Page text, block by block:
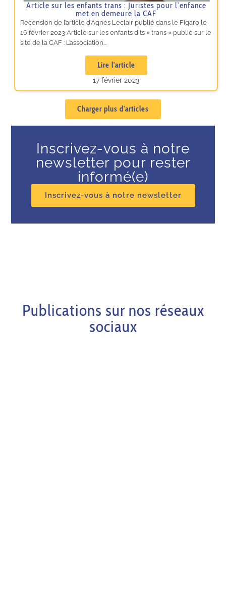
Article sur les enfants trans : Juristes pour l’enfance
met en demeure la CAF
Recension de l’article d’Agnès Leclair publié dans le Figaro le
16 février 2023 Article sur les enfants dits « trans » publié sur le
site de la CAF : L’association...
Lire l'article
17 février 2023
Charger plus d'articles
Inscrivez-vous à notre
newsletter pour rester
informé(e)
Inscrivez-vous à notre newsletter
Publications sur nos réseaux
sociaux